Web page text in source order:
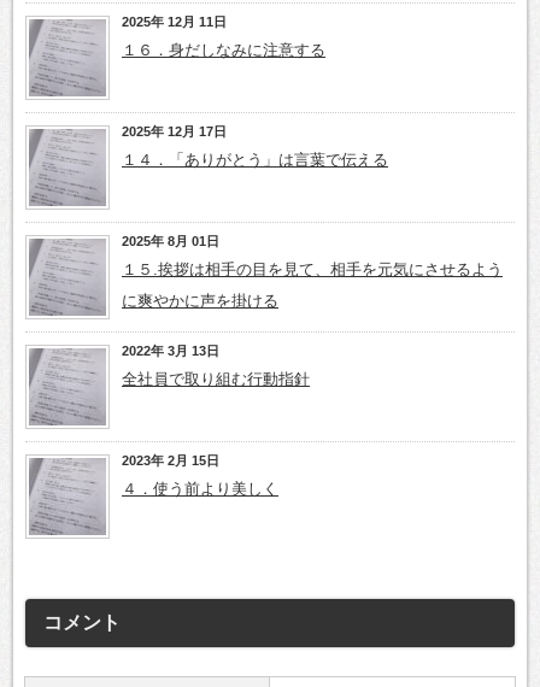
2025年 12月 11日
１６．身だしなみに注意する
2025年 12月 17日
１４．「ありがとう」は言葉で伝える
2025年 8月 01日
１５.挨拶は相手の目を見て、相手を元気にさせるよう
に爽やかに声を掛ける
2022年 3月 13日
全社員で取り組む行動指針
2023年 2月 15日
４．使う前より美しく
コメント